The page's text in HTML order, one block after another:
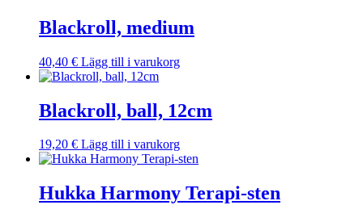
Blackroll, medium
40,40 € Lägg till i varukorg
Blackroll, ball, 12cm
19,20 € Lägg till i varukorg
Hukka Harmony Terapi-sten